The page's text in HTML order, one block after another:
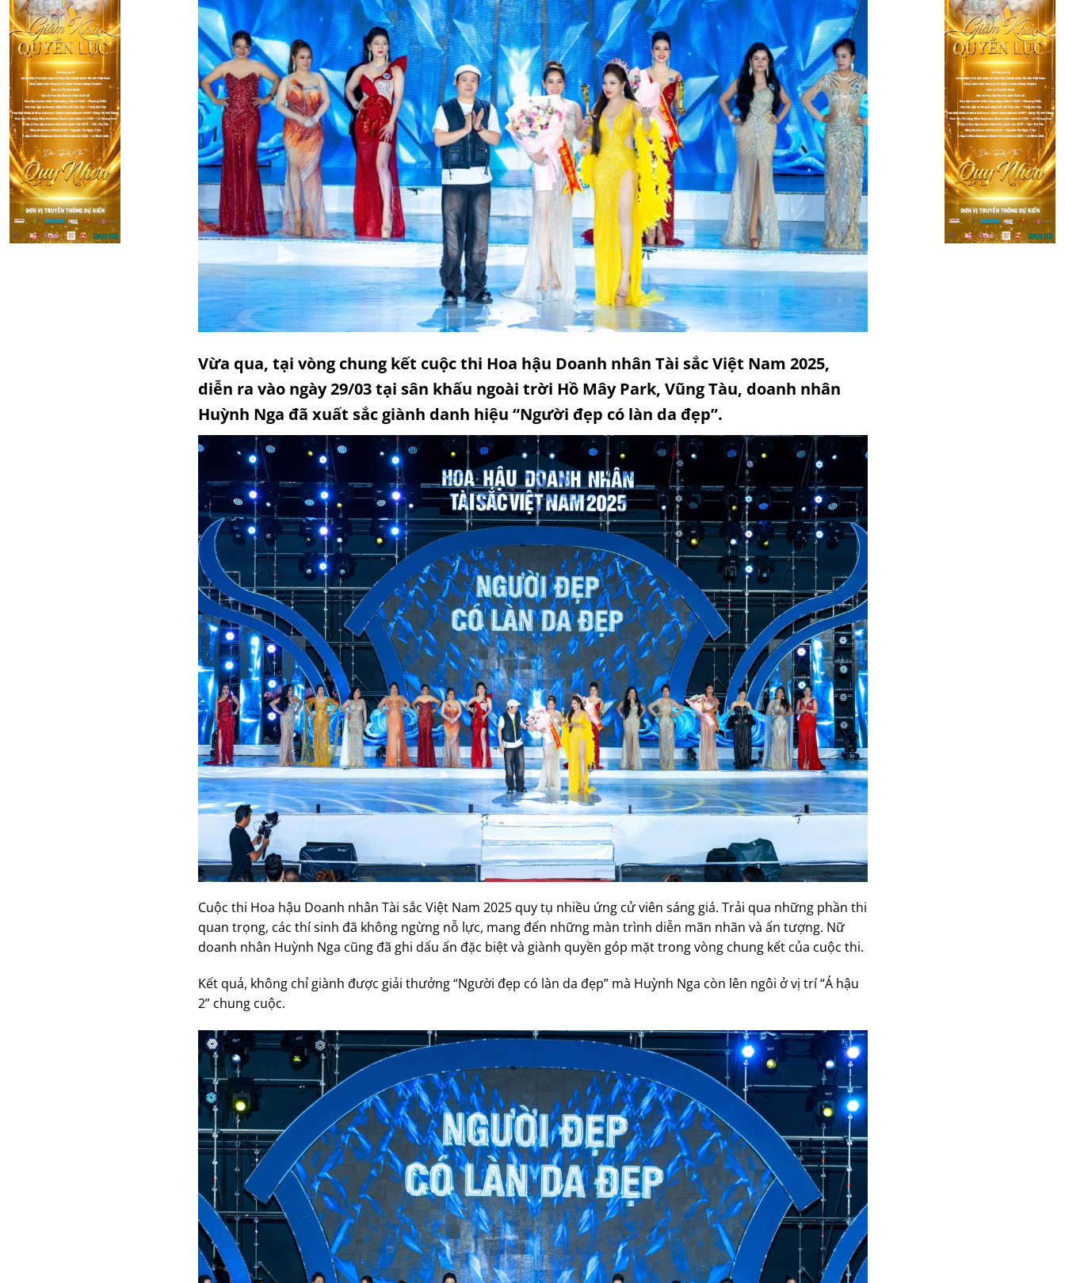
Vừa qua, tại vòng chung kết cuộc thi Hoa hậu Doanh nhân Tài sắc Việt Nam 2025,
diễn ra vào ngày 29/03 tại sân khấu ngoài trời Hồ Mây Park, Vũng Tàu, doanh nhân
Huỳnh Nga đã xuất sắc giành danh hiệu “Người đẹp có làn da đẹp”.
Cuộc thi Hoa hậu Doanh nhân Tài sắc Việt Nam 2025 quy tụ nhiều ứng cử viên sáng giá. Trải qua những phần thi
quan trọng, các thí sinh đã không ngừng nỗ lực, mang đến những màn trình diễn mãn nhãn và ấn tượng. Nữ
doanh nhân Huỳnh Nga cũng đã ghi dấu ấn đặc biệt và giành quyền góp mặt trong vòng chung kết của cuộc thi.
Kết quả, không chỉ giành được giải thưởng “Người đẹp có làn da đẹp” mà Huỳnh Nga còn lên ngôi ở vị trí “Á hậu
2” chung cuộc.